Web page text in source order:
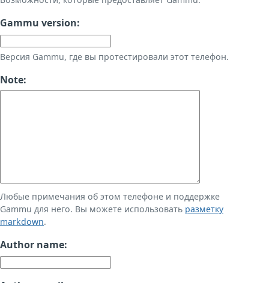
Gammu version:
Версия Gammu, где вы протестировали этот телефон.
Note:
Любые примечания об этом телефоне и поддержке
Gammu для него. Вы можете использовать разметку
markdown.
Author name: